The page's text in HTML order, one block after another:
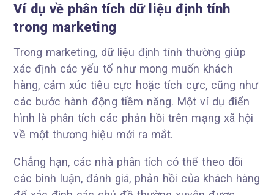
Ví dụ về phân tích dữ liệu định tính
trong marketing
Trong marketing, dữ liệu định tính thường giúp
xác định các yếu tố như mong muốn khách
hàng, cảm xúc tiêu cực hoặc tích cực, cũng như
các bước hành động tiềm năng. Một ví dụ điển
hình là phân tích các phản hồi trên mạng xã hội
về một thương hiệu mới ra mắt.
Chẳng hạn, các nhà phân tích có thể theo dõi
các bình luận, đánh giá, phản hồi của khách hàng